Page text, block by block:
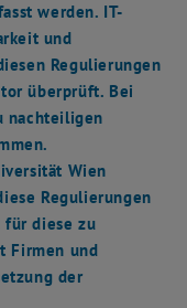
werden. IT-
und
Regulierungen
überprüft. Bei
nachteiligen
Wien
Regulierungen
für diese zu
Firmen und
der